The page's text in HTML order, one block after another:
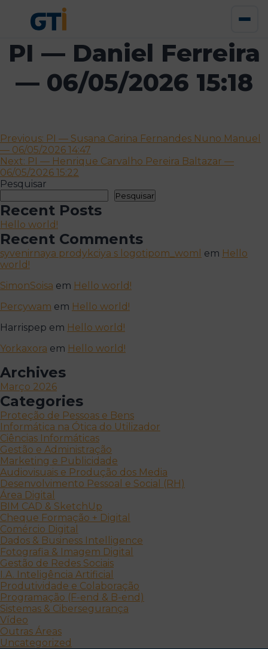
PI — Daniel Ferreira
— 06/05/2026 15:18
Navegação
de
artigos
Previous: PI — Susana Carina Fernandes Nuno Manuel
— 06/05/2026 14:47
Next: PI — Henrique Carvalho Pereira Baltazar —
06/05/2026 15:22
Pesquisar
Pesquisar
Recent Posts
Hello world!
Recent Comments
syvenirnaya prodykciya s logotipom_woml em Hello
world!
SimonSoisa em Hello world!
Percywam em Hello world!
Harrispep em Hello world!
Yorkaxora em Hello world!
Archives
Março 2026
Categories
Proteção de Pessoas e Bens
Informática na Ótica do Utilizador
Ciências Informáticas
Gestão e Administração
Marketing e Publicidade
Audiovisuais e Produção dos Media
Desenvolvimento Pessoal e Social (RH)
Área Digital
BIM CAD & SketchUp
Cheque Formação + Digital
Comércio Digital
Dados & Business Intelligence
Fotografia & Imagem Digital
Gestão de Redes Sociais
I.A. Inteligência Artificial
Produtividade e Colaboração
Programação (F-end & B-end)
Sistemas & Cibersegurança
Vídeo
Outras Áreas
Uncategorized